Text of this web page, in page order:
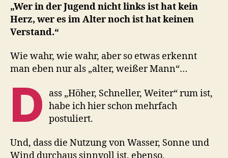
„Wer in der Jugend nicht links ist hat kein
Herz, wer es im Alter noch ist hat keinen
Verstand.“
Wie wahr, wie wahr, aber so etwas erkennt
man eben nur als „alter, weißer Mann“…
D
ass „Höher, Schneller, Weiter“ rum ist,
habe ich hier schon mehrfach
postuliert.
Und, dass die Nutzung von Wasser, Sonne und